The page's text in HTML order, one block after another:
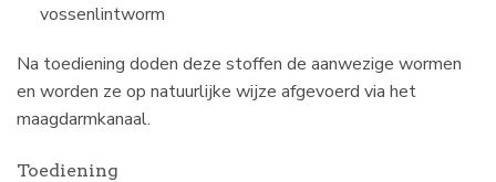
vossenlintworm
Na toediening doden deze stoffen de aanwezige wormen
en worden ze op natuurlijke wijze afgevoerd via het
maagdarmkanaal.
Toediening